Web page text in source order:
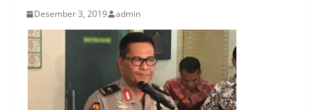
Desember 3, 2019 admin